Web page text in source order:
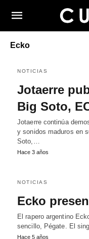
Ecko
NOTICIAS
Jotaerre
Big Soto,
Jotaerre continúa
y sonidos maduros en
Soto,…
Hace 3 años
NOTICIAS
Ecko
El rapero argentino
sencillo, Pégate. El
Hace 5 años